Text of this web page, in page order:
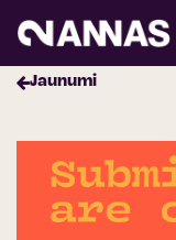
Jaunumi